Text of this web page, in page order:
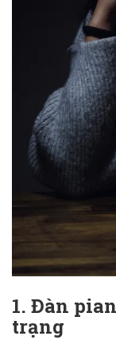
1. Đàn
trạng